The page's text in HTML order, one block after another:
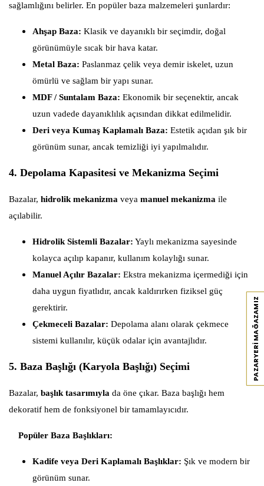
PAZARYERI MAĞAZAMIZ
sağlamlığını belirler. En popüler baza malzemeleri şunlardır:
Ahşap Baza: Klasik ve dayanıklı bir seçimdir, doğal
görünümüyle sıcak bir hava katar.
Metal Baza: Paslanmaz çelik veya demir iskelet, uzun
ömürlü ve sağlam bir yapı sunar.
MDF / Suntalam Baza: Ekonomik bir seçenektir, ancak
uzun vadede dayanıklılık açısından dikkat edilmelidir.
Deri veya Kumaş Kaplamalı Baza: Estetik açıdan şık bir
görünüm sunar, ancak temizliği iyi yapılmalıdır.
4. Depolama Kapasitesi ve Mekanizma Seçimi
Bazalar, hidrolik mekanizma veya manuel mekanizma ile
açılabilir.
Hidrolik Sistemli Bazalar: Yaylı mekanizma sayesinde
kolayca açılıp kapanır, kullanım kolaylığı sunar.
Manuel Açılır Bazalar: Ekstra mekanizma içermediği için
daha uygun fiyatlıdır, ancak kaldırırken fiziksel güç
gerektirir.
Çekmeceli Bazalar: Depolama alanı olarak çekmece
sistemi kullanılır, küçük odalar için avantajlıdır.
5. Baza Başlığı (Karyola Başlığı) Seçimi
Bazalar, başlık tasarımıyla da öne çıkar. Baza başlığı hem
dekoratif hem de fonksiyonel bir tamamlayıcıdır.
Popüler Baza Başlıkları:
Kadife veya Deri Kaplamalı Başlıklar: Şık ve modern bir
görünüm sunar.